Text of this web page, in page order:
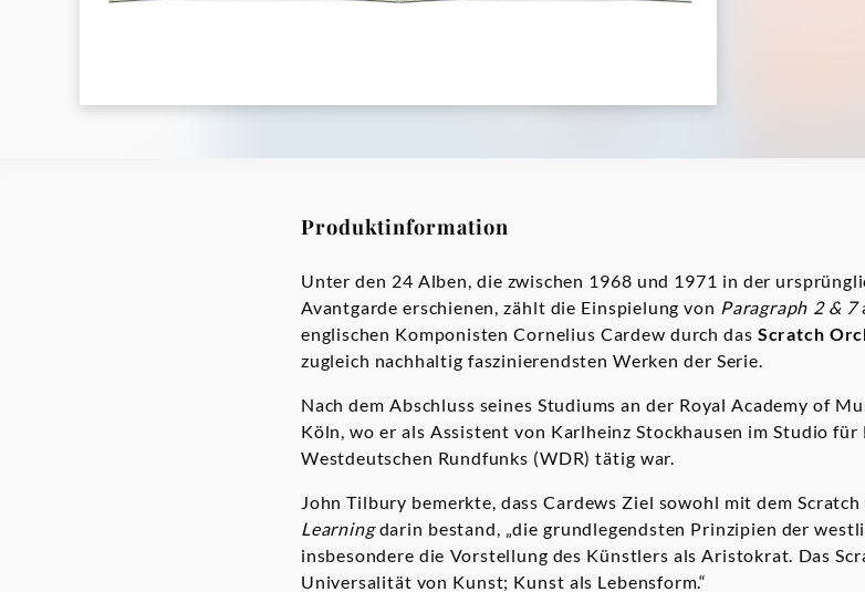
Produktinformation
Unter den 24 Alben, die zwischen 1968 und 1971 in der
Avantgarde erschienen, zählt die Einspielung von Paragraph 2 & 7
englischen Komponisten Cornelius Cardew durch das Scratch
zugleich nachhaltig faszinierendsten Werken der Serie.
Nach dem Abschluss seines Studiums an der Royal Academy of
Köln, wo er als Assistent von Karlheinz Stockhausen im Studio
Westdeutschen Rundfunks (WDR) tätig war.
John Tilbury bemerkte, dass Cardews Ziel sowohl mit dem
Learningdarin bestand, „die grundlegendsten Prinzipien der
insbesondere die Vorstellung des Künstlers als Aristokrat. Das
Universalität von Kunst; Kunst als Lebensform.“